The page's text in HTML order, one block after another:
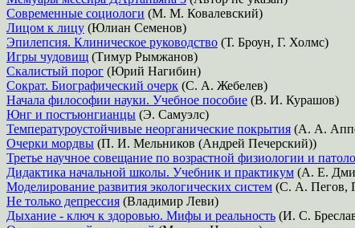
Современные социологи (М. М. Ковалевский)
Лицом к лицу (Юлиан Семенов)
Эпилепсия. Клиническое руководство (Т. Броун, Г. Холмс)
Игры чудовищ (Тимур Рымжанов)
Скалистый порог (Юрий Нагибин)
Сократ. Биографический очерк (С. А. Жебелев)
Начала философии науки. Учебное пособие (В. И. Курашов)
Юнг и постъюнгианцы (Э. Самуэлс)
Температуроустойчивые неорганические покрытия (А. А.
Очерки мордвы (П. И. Мельников (Андрей Печерский))
Третье научное совещание по возрастной физиологии и
Дидактика начальной школы. Учебник и практикум (А. Е.
Моделирование развития экологических систем (С. А. Пегов,
Не только депрессия (Владимир Леви)
Дыхание - ключ к здоровью. Мифы и реальность (И. С.